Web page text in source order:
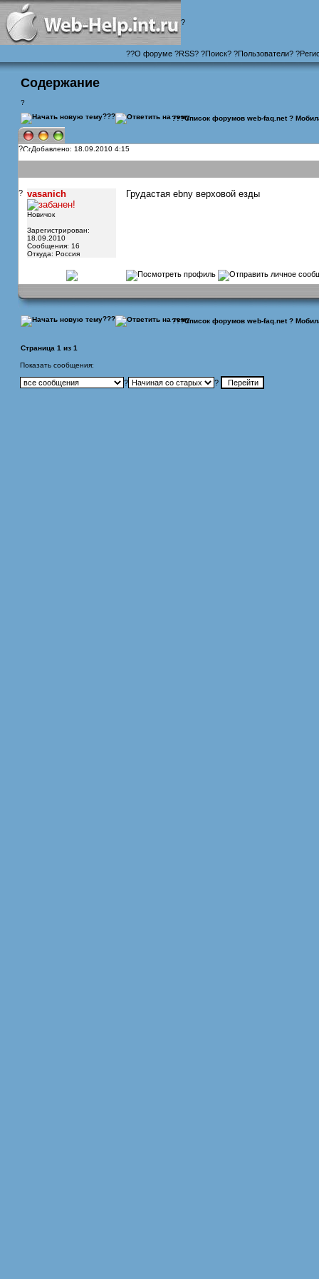
?
??О форуме?RSS? ?Поиск? ?Пользователи? ?
Содержание
?
???
???Список форумов web-faq.net?
? Добавлено: 18.09.2010 4:15
? vasanich
Новичок
Зарегистрирован:
18.09.2010
Сообщения: 16
Откуда: Россия
Грудастая ebny верховой езды
??? ???Список форумов web-faq.net?
Страница 1 из 1
Показать сообщения:
? ?